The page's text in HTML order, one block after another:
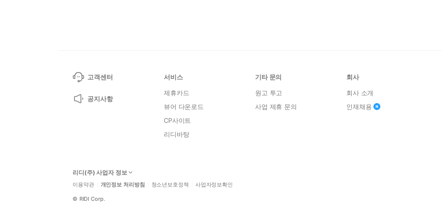
고객센터
공지사항
서비스
제휴카드
뷰어 다운로드
CP사이트
리디바탕
기타 문의
원고 투고
사업 제휴 문의
회사
회사 소개
인재채용
리디(주) 사업자 정보
이용약관 개인정보 처리방침 청소년보호정책 사업자정보확인
© RIDI Corp.